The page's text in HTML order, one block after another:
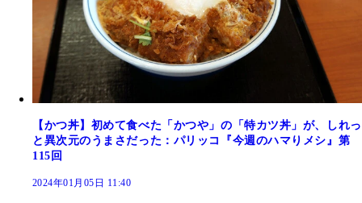
【かつ丼】初めて食べた「かつや」の「特カツ丼」が、しれっ
と異次元のうまさだった：パリッコ『今週のハマりメシ』第
115回
2024年01月05日 11:40